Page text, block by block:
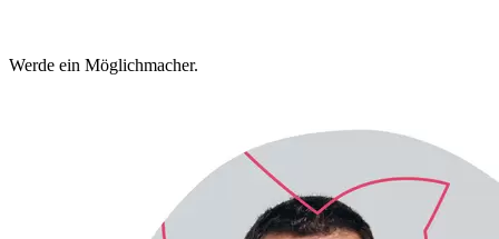
Werde ein Möglichmacher.